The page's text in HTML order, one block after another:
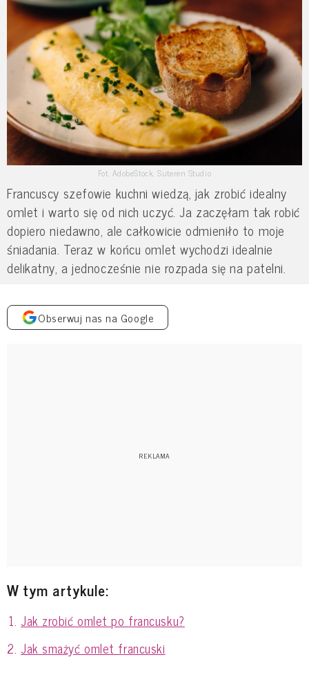
Fot. AdobeStock, Suteren Studio
Francuscy szefowie kuchni wiedzą, jak zrobić idealny
omlet i warto się od nich uczyć. Ja zaczęłam tak robić
dopiero niedawno, ale całkowicie odmieniło to moje
śniadania. Teraz w końcu omlet wychodzi idealnie
delikatny, a jednocześnie nie rozpada się na patelni.
Obserwuj nas na Google
W tym artykule:
Jak zrobić omlet po francusku?
Jak smażyć omlet francuski